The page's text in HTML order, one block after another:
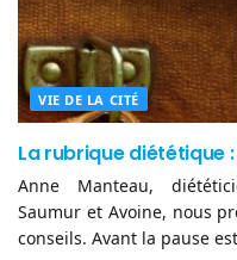
VIE DE LA CITÉ
La rubrique diététique
Anne Manteau,
Saumur et Avoine, nous
conseils. Avant la pause